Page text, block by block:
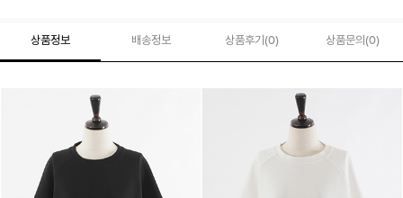
상품정보 배송정보 상품후기(0) 상품문의 (0)